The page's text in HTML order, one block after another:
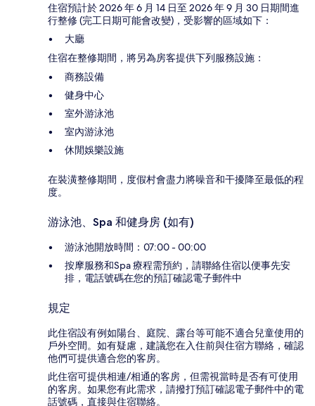
住宿預計於 2026 年 6 月 14 日至 2026 年 9 月 30 日期間進
行整修 (完工日期可能會改變)，受影響的區域如下：
大廳
住宿在整修期間，將另為房客提供下列服務設施：
商務設備
健身中心
室外游泳池
室內游泳池
休閒娛樂設施
在裝潢整修期間，度假村會盡力將噪音和干擾降至最低的程
度。
游泳池、Spa 和健身房 (如有)
游泳池開放時間：07:00 - 00:00
按摩服務和Spa 療程需預約，請聯絡住宿以便事先安
排，電話號碼在您的預訂確認電子郵件中
規定
此住宿設有例如陽台、庭院、露台等可能不適合兒童使用的
戶外空間。如有疑慮，建議您在入住前與住宿方聯絡，確認
他們可提供適合您的客房。
此住宿可提供相連/相通的客房，但需視當時是否有可使用
的客房。如果您有此需求，請撥打預訂確認電子郵件中的電
話號碼，直接與住宿聯絡。